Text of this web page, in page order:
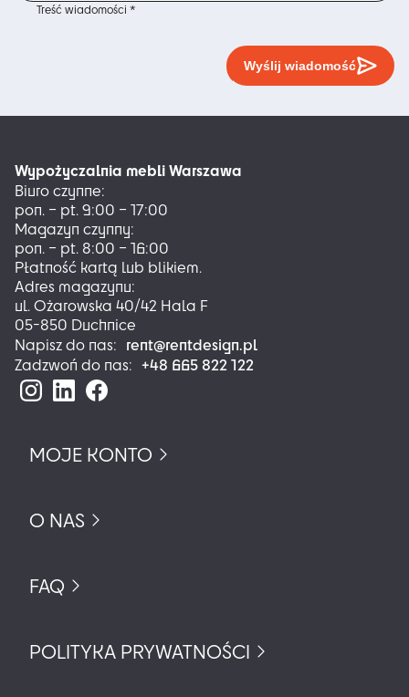
Treść wiadomości *
Wyślij wiadomość
Wypożyczalnia mebli Warszawa
Biuro czynne:
pon. – pt. 9:00 – 17:00
Magazyn czynny:
pon. – pt. 8:00 – 16:00
Płatność kartą lub blikiem.
Adres magazynu:
ul. Ożarowska 40/42 Hala F
05-850 Duchnice
Napisz do nas: rent@rentdesign.pl
Zadzwoń do nas: +48 665 822 122
MOJE KONTO
O NAS
FAQ
POLITYKA PRYWATNOŚCI